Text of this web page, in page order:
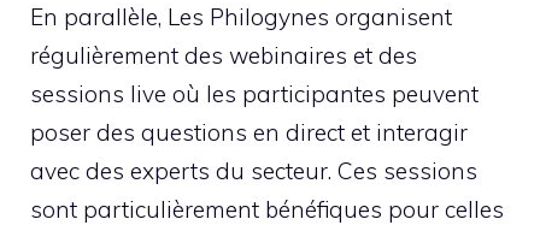
En parallèle, Les Philogynes organisent
régulièrement des webinaires et des
sessions live où les participantes peuvent
poser des questions en direct et interagir
avec des experts du secteur. Ces sessions
sont particulièrement bénéfiques pour celles